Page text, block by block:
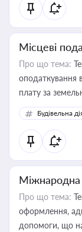
Місцеві
Про що тема:
оподаткування
Будівельна
Міжнародна
Про що тема:
оформлення,
допомоги, що